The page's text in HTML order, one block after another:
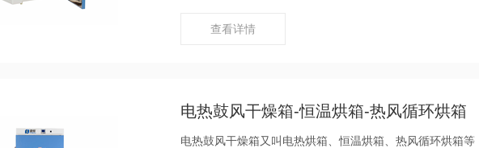
查看详情
电热鼓风干燥箱-恒温烘箱-热风循环烘箱
电热鼓风干燥箱又叫电热烘箱、恒温烘箱、热风循环烘箱